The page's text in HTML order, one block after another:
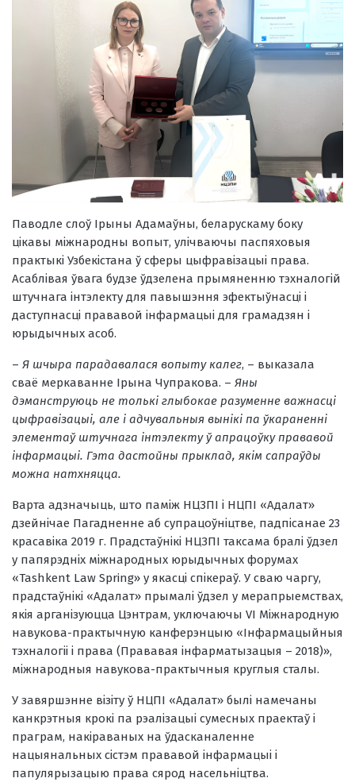
Паводле слоў Ірыны Адамаўны, беларускаму боку
цікавы міжнародны вопыт, улічваючы паспяховыя
практыкі Узбекістана ў сферы цыфравізацыі права.
Асаблівая ўвага будзе ўдзелена прымяненню тэхналогій
штучнага інтэлекту для павышэння эфектыўнасці і
даступнасці прававой інфармацыі для грамадзян і
юрыдычных асоб.
– Я шчыра парадавалася вопыту калег, – выказала
сваё меркаванне Ірына Чупракова. – Яны
дэманструюць не толькі глыбокае разуменне важнасці
цыфравізацыі, але і адчувальныя вынікі па ўкараненні
элементаў штучнага інтэлекту ў апрацоўку прававой
інфармацыі. Гэта дастойны прыклад, якім сапраўды
можна натхняцца.
Варта адзначыць, што паміж НЦЗПІ і НЦПІ «Адалат»
дзейнічае Пагадненне аб супрацоўніцтве, падпісанае 23
красавіка 2019 г. Прадстаўнікі НЦЗПІ таксама бралі ўдзел
у папярэдніх міжнародных юрыдычных форумах
«Tashkent Law Spring» у якасці спікераў. У сваю чаргу,
прадстаўнікі «Адалат» прымалі ўдзел у мерапрыемствах,
якія арганізуюцца Цэнтрам, уключаючы VI Міжнародную
навукова-практычную канферэнцыю «Інфармацыйныя
тэхналогіі і права (Прававая інфарматызацыя – 2018)»,
міжнародныя навукова-практычныя круглыя ​​сталы.
У завяршэнне візіту ў НЦПІ «Адалат» былі намечаны
канкрэтныя крокі па рэалізацыі сумесных праектаў і
праграм, накіраваных на ўдасканаленне
нацыянальных сістэм прававой інфармацыі і
папулярызацыю права сярод насельніцтва.